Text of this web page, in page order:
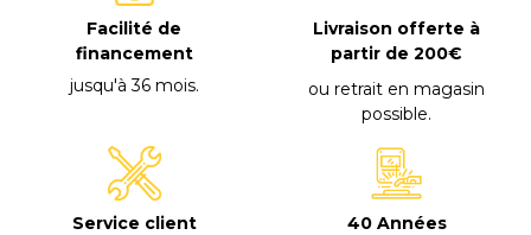
Facilité de
financement
jusqu'à 36 mois.
Livraison offerte à
partir de 200€
ou retrait en magasin
possible.
Service client
40 Années